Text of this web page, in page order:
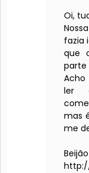
Oi,
fazia
que
parte
ler
mas
me